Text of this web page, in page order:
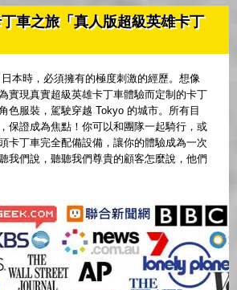
車之旅「真人版超級英雄卡丁
本時，必須擁有的極度刺激的經歷。想像
實現真實超級英雄卡丁車體驗而定制的卡丁
色服裝，駕駛穿越 Tokyo 的城市。所有目
保證成為焦點！你可以和團隊一起騎行，或
卡丁車完全配備設備，讓你的體驗成為一次
我們說，聽聽我們尊貴的顧客怎麼說，他們